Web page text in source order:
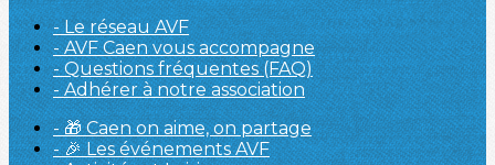
- Le réseau AVF
- AVF Caen vous accompagne
- Questions fréquentes (FAQ)
- Adhérer à notre association
- 🎁 Caen on aime, on partage
- 🎉 Les événements AVF